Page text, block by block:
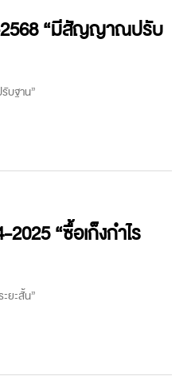
2568 “มีสัญญาณปรับ
บฐาน”
“ซื้อเก็งกำไร
ยะสั้น”